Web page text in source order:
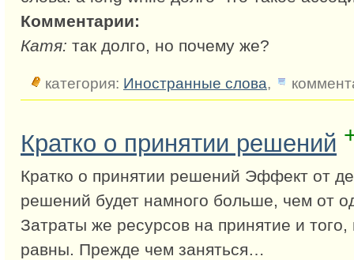
Комментарии:
Катя: так долго, но почему же?
категория: Иностранные слова,
Кратко о принятии решений
Кратко о принятии решений Эффект от
решений будет намного больше, чем от
Затраты же ресурсов на принятие и того,
равны. Прежде чем заняться…